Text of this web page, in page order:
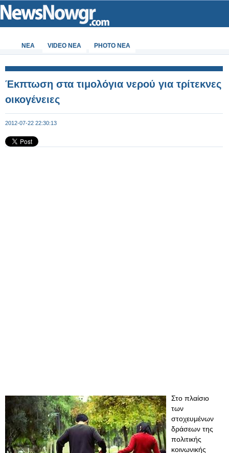
ΝΕΑ VIDEO NEA PHOTO NEA
Έκπτωση στα τιμολόγια νερού για τρίτεκνες
οικογένειες
2012-07-22 22:30:13
Στo πλαίσιo
των
στοχευμένων
δράσεων της
πολιτικής
κοινωνικής